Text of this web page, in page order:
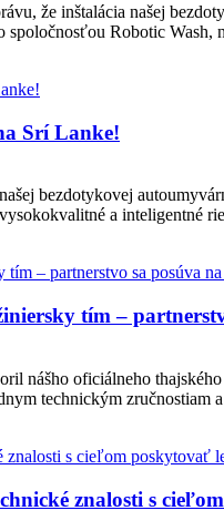
že inštalácia našej
spoločnosťou Robotic
Srí Lanke!
bezdotykovej
a inteligentné
tím –
nášho oficiálneho
technickým zručnostiam
znalosti s